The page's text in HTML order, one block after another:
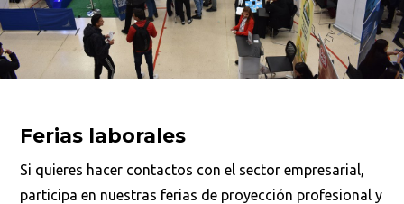
Ferias laborales
Si quieres hacer contactos con el sector empresarial,
participa en nuestras ferias de proyección profesional y